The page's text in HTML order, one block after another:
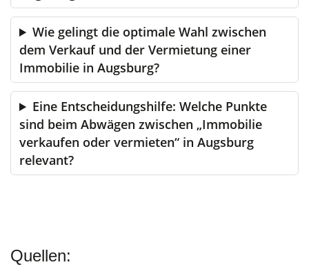
Wie gelingt die optimale Wahl zwischen
dem Verkauf und der Vermietung einer
Immobilie in Augsburg?
Eine Entscheidungshilfe: Welche Punkte
sind beim Abwägen zwischen „Immobilie
verkaufen oder vermieten“ in Augsburg
relevant?
Quellen: